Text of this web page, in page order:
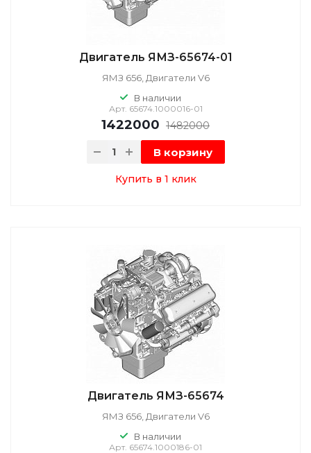
Двигатель ЯМЗ-65674-01
ЯМЗ 656, Двигатели V6
В наличии
Арт. 65674.1000016-01
1422000 1482000
В корзину
Купить в 1 клик
Двигатель ЯМЗ-65674
ЯМЗ 656, Двигатели V6
В наличии
Арт. 65674.1000186-01